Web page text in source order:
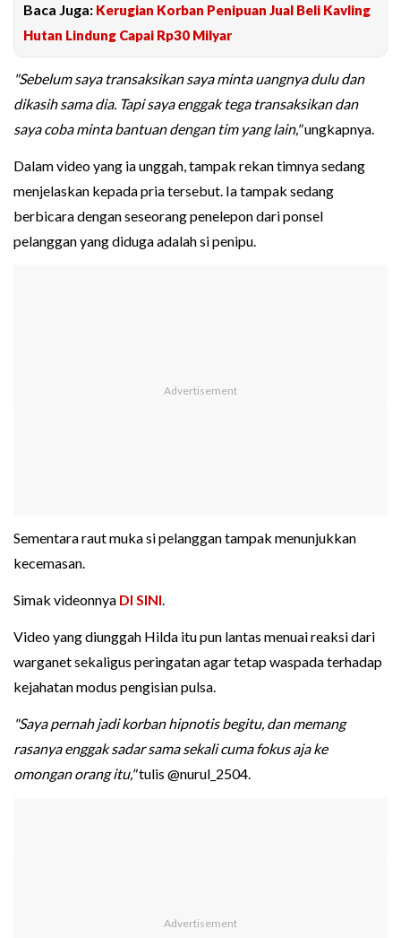
Baca Juga: Kerugian Korban Penipuan Jual Beli Kavling
Hutan Lindung Capai Rp30 Milyar
"Sebelum saya transaksikan saya minta uangnya dulu dan
dikasih sama dia. Tapi saya enggak tega transaksikan dan
saya coba minta bantuan dengan tim yang lain,"ungkapnya.
Dalam video yang ia unggah, tampak rekan timnya sedang
menjelaskan kepada pria tersebut. Ia tampak sedang
berbicara dengan seseorang penelepon dari ponsel
pelanggan yang diduga adalah si penipu.
Sementara raut muka si pelanggan tampak menunjukkan
kecemasan.
Simak videonnya DI SINI.
Video yang diunggah Hilda itu pun lantas menuai reaksi dari
warganet sekaligus peringatan agar tetap waspada terhadap
kejahatan modus pengisian pulsa.
"Saya pernah jadi korban hipnotis begitu, dan memang
rasanya enggak sadar sama sekali cuma fokus aja ke
omongan orang itu,"tulis @nurul_2504.